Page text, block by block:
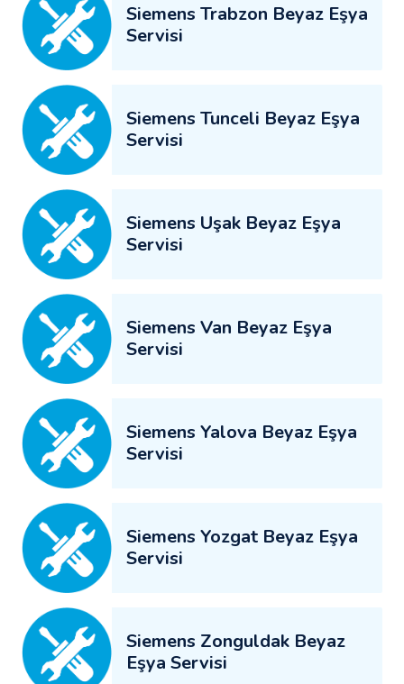
Siemens Trabzon Beyaz Eşya
Servisi
Siemens Tunceli Beyaz Eşya
Servisi
Siemens Uşak Beyaz Eşya
Servisi
Siemens Van Beyaz Eşya
Servisi
Siemens Yalova Beyaz Eşya
Servisi
Siemens Yozgat Beyaz Eşya
Servisi
Siemens Zonguldak Beyaz
Eşya Servisi